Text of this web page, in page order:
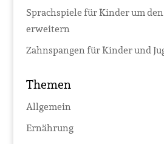
Sprachspiele für Kinder um
erweitern
Zahnspangen für Kinder und
Themen
Allgemein
Ernährung